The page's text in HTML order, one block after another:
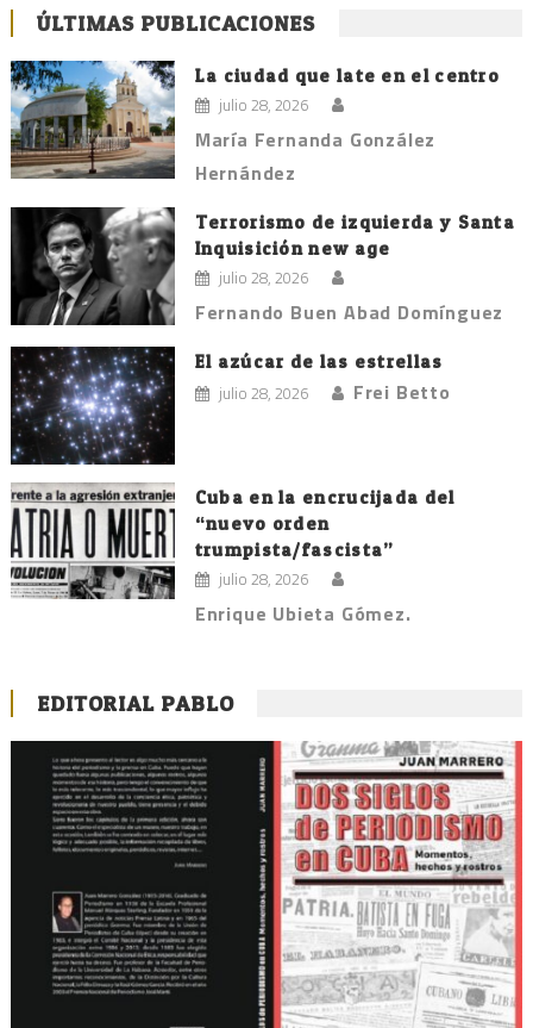
de
entradas
ÚLTIMAS PUBLICACIONES
La ciudad que late en el centro
julio 28, 2026
María Fernanda González
Hernández
Terrorismo de izquierda y Santa
Inquisición new age
julio 28, 2026
Fernando Buen Abad Domínguez
El azúcar de las estrellas
julio 28, 2026 Frei Betto
Cuba en la encrucijada del
“nuevo orden
trumpista/fascista”
julio 28, 2026
Enrique Ubieta Gómez.
EDITORIAL PABLO